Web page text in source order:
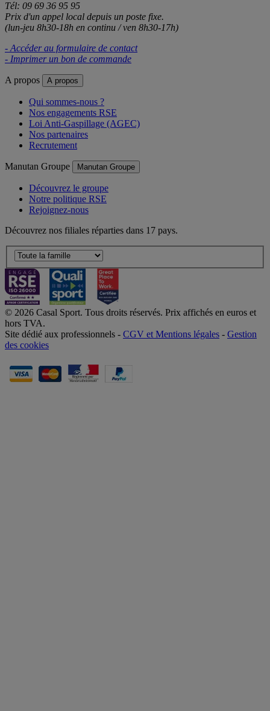
Tél: 09 69 36 95 95
Prix d'un appel local depuis un poste fixe.
(lun-jeu 8h30-18h en continu / ven 8h30-17h)
- Accéder au formulaire de contact
- Imprimer un bon de commande
A propos A propos
Qui sommes-nous ?
Nos engagements RSE
Loi Anti-Gaspillage (AGEC)
Nos partenaires
Recrutement
Manutan Groupe Manutan Groupe
Découvrez le groupe
Notre politique RSE
Rejoignez-nous
Découvrez nos filiales réparties dans 17 pays.
© 2026 Casal Sport. Tous droits réservés. Prix affichés en euros et
hors TVA.
Site dédié aux professionnels - CGV et Mentions légales - Gestion
des cookies